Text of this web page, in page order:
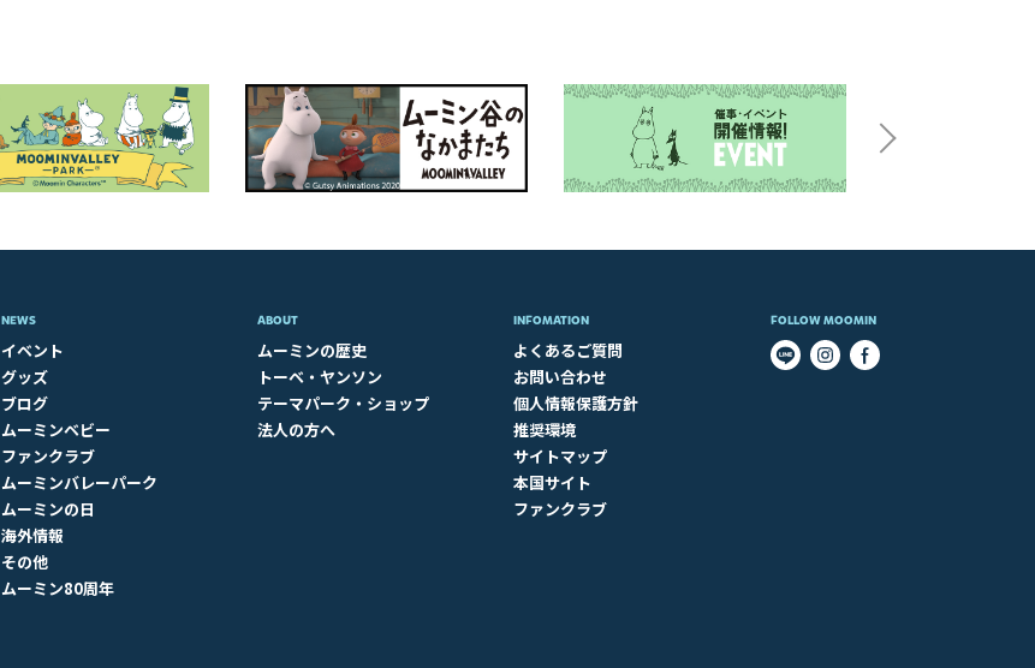
NEWS
イベント
グッズ
ブログ
ムーミンベビー
ファンクラブ
ムーミンバレーパーク
ムーミンの日
海外情報
その他
ムーミン80周年
ABOUT​
ムーミンの歴史
トーベ・ヤンソン
テーマパーク・ショップ
法人の方へ
INFOMATION
よくあるご質問
お問い合わせ
個人情報保護方針
推奨環境
サイトマップ
本国サイト
ファンクラブ
FOLLOW MOOMIN